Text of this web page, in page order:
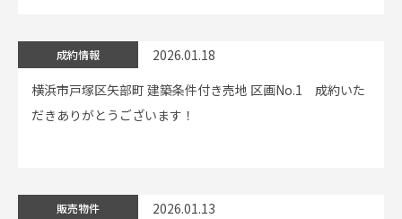
成約情報
2026.01.18
横浜市戸塚区矢部町 建築条件付き売地 区画No.1 成約いた
だきありがとうございます！
販売物件
2026.01.13